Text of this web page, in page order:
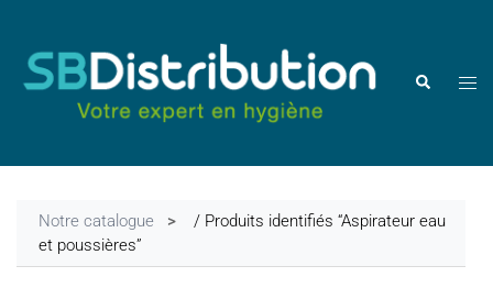
contenu
Rechercher
Notre catalogue
/ Produits identifiés “Aspirateur eau
et poussières”